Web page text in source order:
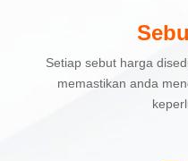
Setiap sebut harga
memastikan anda